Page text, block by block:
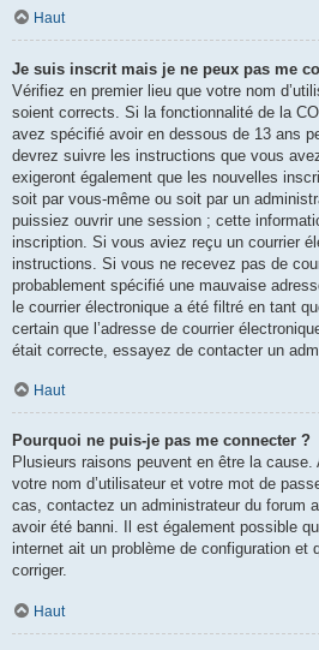
Haut
Je suis inscrit mais je ne peux pas me
Vérifiez en premier lieu que votre nom
soient corrects. Si la fonctionnalité de la
avez spécifié avoir en dessous de 13 ans
devrez suivre les instructions que vous
exigeront également que les nouvelles
soit par vous-même ou soit par un
puissiez ouvrir une session ; cette
inscription. Si vous aviez reçu un courrier
instructions. Si vous ne recevez pas de
probablement spécifié une mauvaise
le courrier électronique a été filtré en tant
certain que l’adresse de courrier
était correcte, essayez de contacter un
Haut
Pourquoi ne puis-je pas me connecter ?
Plusieurs raisons peuvent en être la
votre nom d’utilisateur et votre mot de
cas, contactez un administrateur du forum
avoir été banni. Il est également possible
internet ait un problème de configuration et
corriger.
Haut